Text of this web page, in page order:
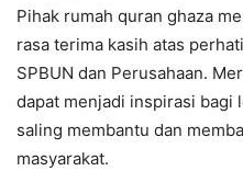
Pihak rumah quran ghaza
rasa terima kasih atas
SPBUN dan Perusahaan.
dapat menjadi inspirasi bagi
saling membantu dan
masyarakat.